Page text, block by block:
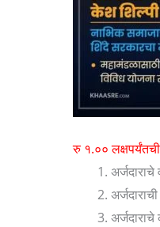
रु १.००